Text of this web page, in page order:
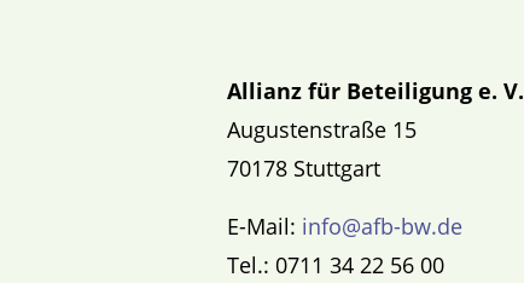
Allianz für Beteiligung e. V.
Augustenstraße 15
70178 Stuttgart
E-Mail: info@afb-bw.de
Tel.: 0711 34 22 56 00